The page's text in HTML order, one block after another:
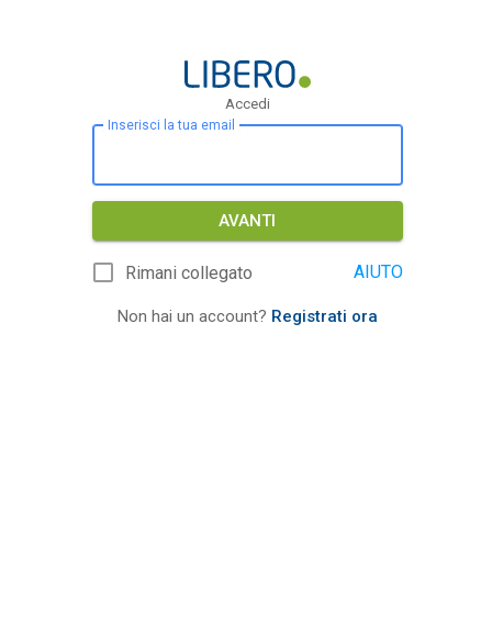
Accedi
Inserisci la tua email
AVANTI
Rimani collegato AIUTO
Non hai un account? Registrati ora